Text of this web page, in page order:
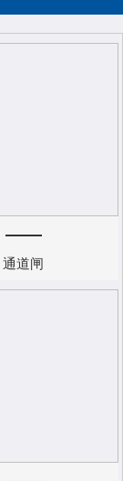
通道闸